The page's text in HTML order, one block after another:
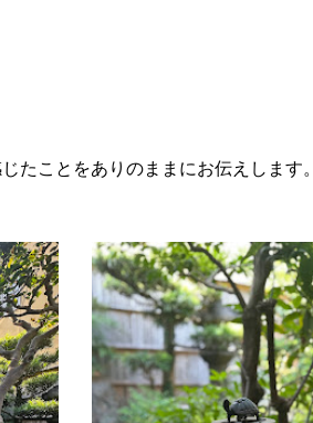
ことをありのままにお伝えします。